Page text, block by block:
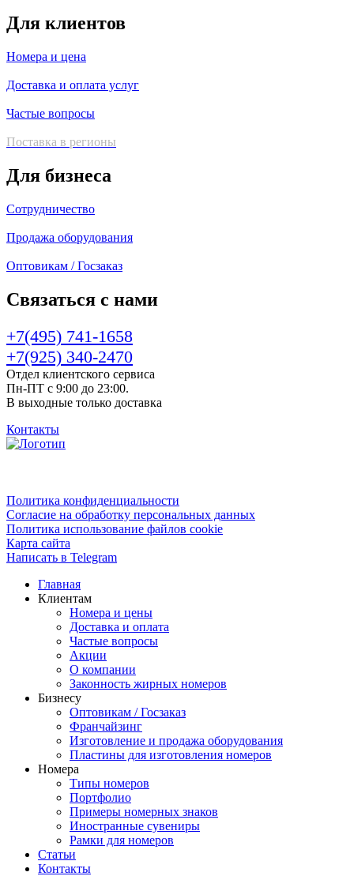
Для клиентов
Номера и цена
Доставка и оплата услуг
Частые вопросы
Поставка в регионы
Для бизнеса
Сотрудничество
Продажа оборудования
Оптовикам / Госзаказ
Связаться с нами
+7(495) 741-1658
+7(925) 340-2470
Отдел клиентского сервиса
Пн-ПТ с 9:00 до 23:00.
В выходные только доставка
Контакты
Политика конфиденциальности
Согласие на обработку персональных данных
Политика использование файлов cookie
Карта сайта
Написать в Telegram
Главная
Клиентам
Номера и цены
Доставка и оплата
Частые вопросы
Акции
О компании
Законность жирных номеров
Бизнесу
Оптовикам / Госзаказ
Франчайзинг
Изготовление и продажа оборудования
Пластины для изготовления номеров
Номера
Типы номеров
Портфолио
Примеры номерных знаков
Иностранные сувениры
Рамки для номеров
Статьи
Контакты